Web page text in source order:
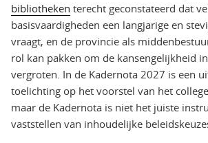
bibliotheken terecht geconstateerd dat
basisvaardigheden een langjarige en
vraagt, en de provincie als
rol kan pakken om de kansengelijkheid
vergroten. In de Kadernota 2027 is een
toelichting op het voorstel van het
maar de Kadernota is niet het juiste
vaststellen van inhoudelijke